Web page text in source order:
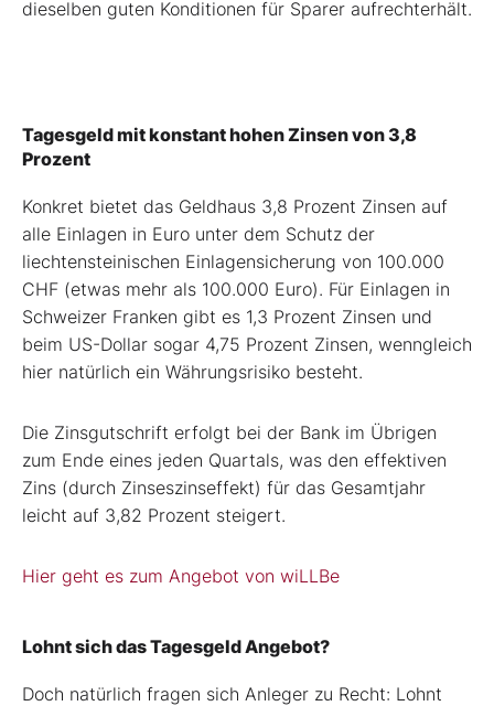
dieselben guten Konditionen für Sparer aufrechterhält.
Tagesgeld mit konstant hohen Zinsen von 3,8
Prozent
Konkret bietet das Geldhaus 3,8 Prozent Zinsen auf
alle Einlagen in Euro unter dem Schutz der
liechtensteinischen Einlagensicherung von 100.000
CHF (etwas mehr als 100.000 Euro). Für Einlagen in
Schweizer Franken gibt es 1,3 Prozent Zinsen und
beim US-Dollar sogar 4,75 Prozent Zinsen, wenngleich
hier natürlich ein Währungsrisiko besteht.
Die Zinsgutschrift erfolgt bei der Bank im Übrigen
zum Ende eines jeden Quartals, was den effektiven
Zins (durch Zinseszinseffekt) für das Gesamtjahr
leicht auf 3,82 Prozent steigert.
Hier geht es zum Angebot von wiLLBe
Lohnt sich das Tagesgeld Angebot?
Doch natürlich fragen sich Anleger zu Recht: Lohnt